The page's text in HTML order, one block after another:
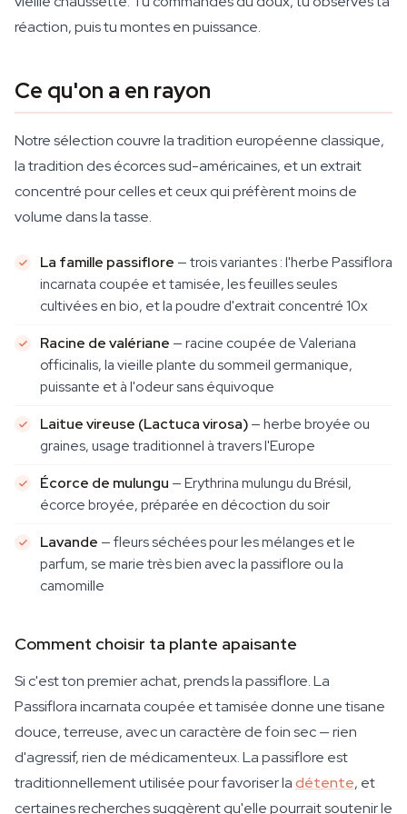
réaction, puis tu montes en puissance.
Ce qu'on a en rayon
Notre sélection couvre la tradition européenne classique,
la tradition des écorces sud-américaines, et un extrait
concentré pour celles et ceux qui préfèrent moins de
volume dans la tasse.
La famille passiflore — trois variantes : l'herbe Passiflora
incarnata coupée et tamisée, les feuilles seules
cultivées en bio, et la poudre d'extrait concentré 10x
Racine de valériane — racine coupée de Valeriana
officinalis, la vieille plante du sommeil germanique,
puissante et à l'odeur sans équivoque
Laitue vireuse (Lactuca virosa)— herbe broyée ou
graines, usage traditionnel à travers l'Europe
Écorce de mulungu — Erythrina mulungu du Brésil,
écorce broyée, préparée en décoction du soir
Lavande — fleurs séchées pour les mélanges et le
parfum, se marie très bien avec la passiflore ou la
camomille
Comment choisir ta plante apaisante
Si c'est ton premier achat, prends la passiflore. La
Passiflora incarnata coupée et tamisée donne une tisane
douce, terreuse, avec un caractère de foin sec — rien
d'agressif, rien de médicamenteux. La passiflore est
traditionnellement utilisée pour favoriser ladétente, et
certaines recherches suggèrent qu'elle pourrait soutenir le